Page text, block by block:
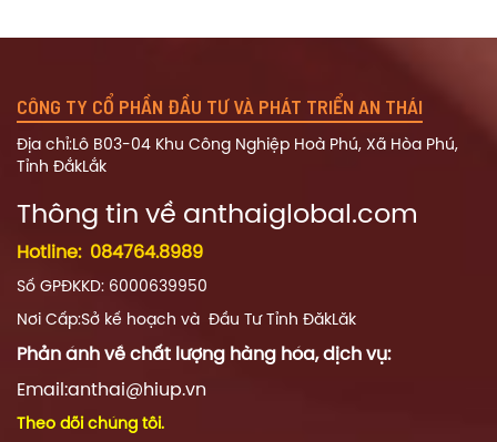
CÔNG TY CỔ PHẦN ĐẦU TƯ VÀ PHÁT TRIỂN AN THÁI
Địa chỉ:Lô B03-04 Khu Công Nghiệp Hoà Phú, Xã Hòa Phú,
Tỉnh ĐắkLắk
Thông tin về anthaiglobal.com
Hotline: 084764.8989
Số GPĐKKD: 6000639950
Nơi Cấp:Sở kế hoạch và Đầu Tư Tỉnh ĐăkLăk
Phản ánh về chất lượng hàng hóa, dịch vụ:
Email:anthai@hiup.vn
Theo dõi chúng tôi.